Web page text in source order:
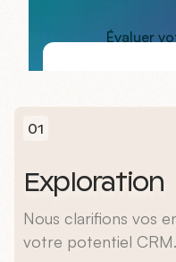
Évaluer
01
Exploration
Nous clarifions vos
votre potentiel CRM.